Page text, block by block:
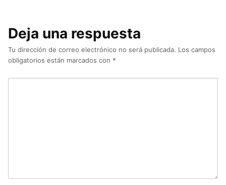
Deja una respuesta
Tu dirección de correo electrónico no será publicada. Los campos
obligatorios están marcados con *